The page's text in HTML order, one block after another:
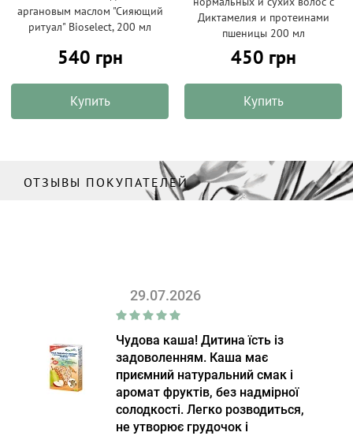
аргановым маслом "Сияющий
ритуал" Bioselect, 200 мл
540 грн
Купить
Диктамелия и протеинами
пшеницы 200 мл
450 грн
Купить
ОТЗЫВЫ ПОКУПАТЕЛЕЙ
29.07.2026
Чудова каша! Дитина їсть із
задоволенням. Каша має
приємний натуральний смак і
аромат фруктів, без надмірної
солодкості. Легко розводиться,
не утворює грудочок і